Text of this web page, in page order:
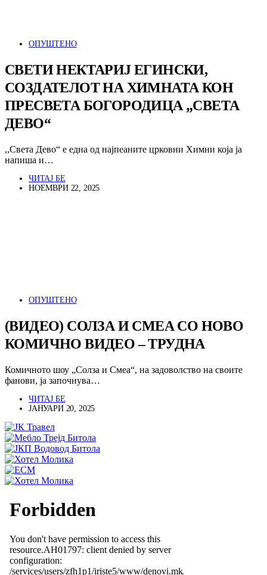
ОПУШТЕНО
СВЕТИ НЕКТАРИЈ ЕГИНСКИ,
СОЗДАТЕЛОТ НА ХИМНАТА КОН
ПРЕСВЕТА БОГОРОДИЦА „СВЕТА
ДЕВО“
,,Света Дево“ е една од најпеаните црковни Химни која ја
напиша и…
ЧИТАЈ БЕ
НОЕМВРИ 22, 2025
ОПУШТЕНО
(ВИДЕО) СОЛЗА И СМЕА СО НОВО
КОМИЧНО ВИДЕО – ТРУДНА
Комичното шоу „Солза и Смеа“, на задоволство на своите
фанови, ја започнува…
ЧИТАЈ БЕ
ЈАНУАРИ 20, 2025